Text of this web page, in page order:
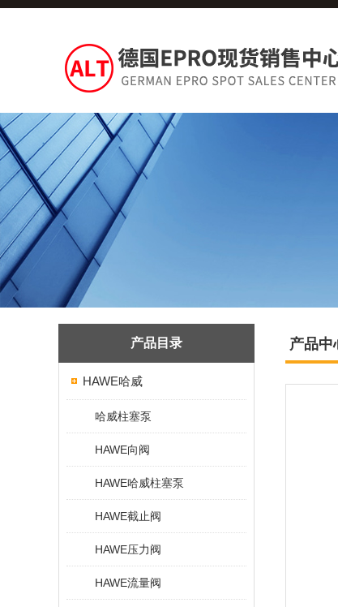
产品目录
HAWE哈威
哈威柱塞泵
HAWE向阀
HAWE哈威柱塞泵
HAWE截止阀
HAWE压力阀
HAWE流量阀
产品中